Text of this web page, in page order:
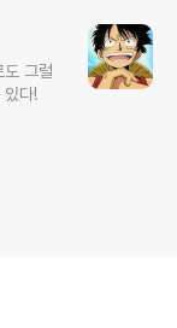
도 그럴
있다!